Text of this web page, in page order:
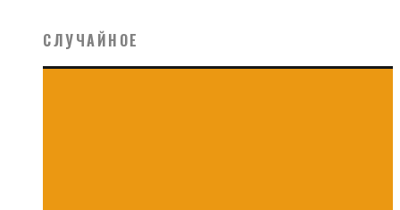
СЛУЧАЙНОЕ